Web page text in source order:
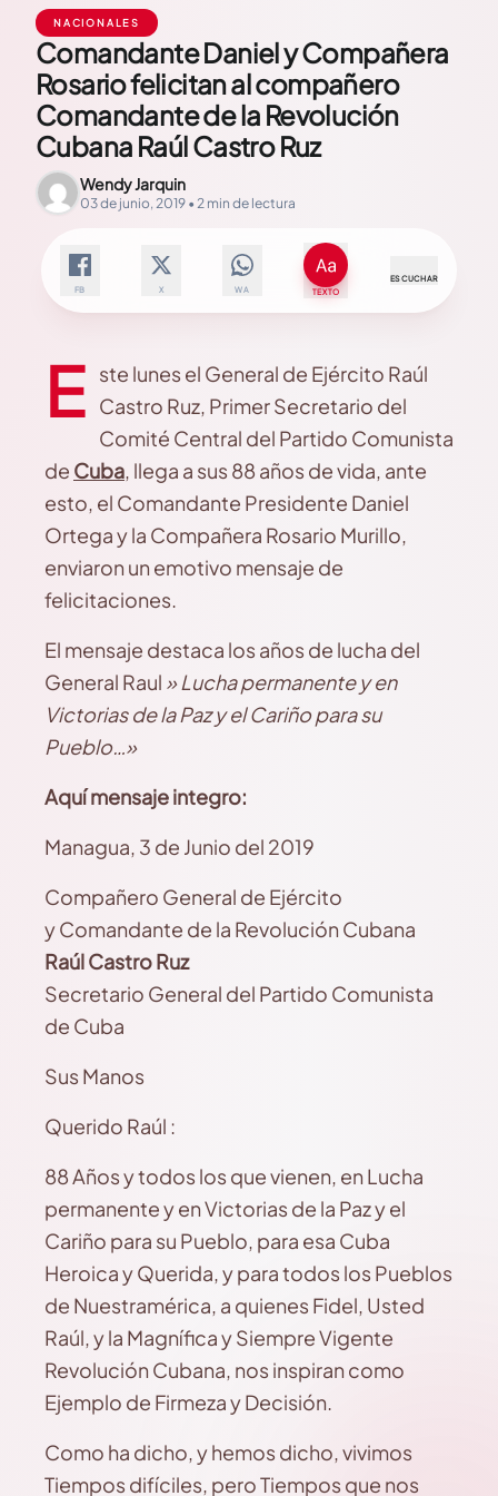
NACIONALES
Comandante Daniel y Compañera
Rosario felicitan al compañero
Comandante de la Revolución
Cubana Raúl Castro Ruz
Wendy Jarquin
03 de junio, 2019 • 2 min de lectura
FB X WA TEXTO
ESCUCHAR
E ste lunes el General de Ejército Raúl
Castro Ruz, Primer Secretario del
Comité Central del Partido Comunista
de Cuba, llega a sus 88 años de vida, ante
esto, el Comandante Presidente Daniel
Ortega y la Compañera Rosario Murillo,
enviaron un emotivo mensaje de
felicitaciones.
El mensaje destaca los años de lucha del
General Raul » Lucha permanente y en
Victorias de la Paz y el Cariño para su
Pueblo…»
Aquí mensaje integro:
Managua, 3 de Junio del 2019
Compañero General de Ejército
y Comandante de la Revolución Cubana
Raúl Castro Ruz
Secretario General del Partido Comunista
de Cuba
Sus Manos
Querido Raúl :
88 Años y todos los que vienen, en Lucha
permanente y en Victorias de la Paz y el
Cariño para su Pueblo, para esa Cuba
Heroica y Querida, y para todos los Pueblos
de Nuestramérica, a quienes Fidel, Usted
Raúl, y la Magnífica y Siempre Vigente
Revolución Cubana, nos inspiran como
Ejemplo de Firmeza y Decisión.
Como ha dicho, y hemos dicho, vivimos
Tiempos difíciles, pero Tiempos que nos